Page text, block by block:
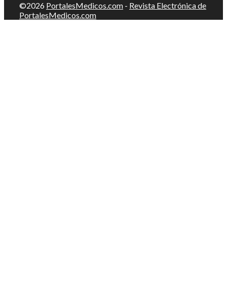
©2026 PortalesMedicos.com - Revista Electrónica de
PortalesMedicos.com